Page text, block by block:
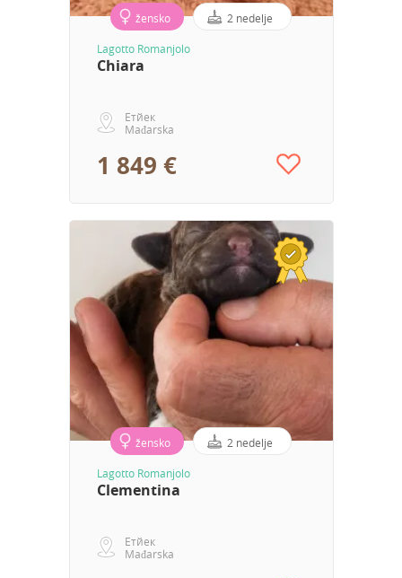
žensko 2 nedelje
Lagotto Romanjolo
Chiara
Етйек
Mađarska
1 849 €
žensko 2 nedelje
Lagotto Romanjolo
Clementina
Етйек
Mađarska